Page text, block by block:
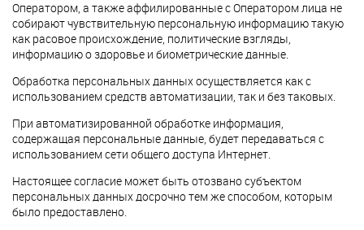
Оператором, а также аффилированные с Оператором лица не
собирают чувствительную персональную информацию такую
как расовое происхождение, политические взгляды,
информацию о здоровье и биометрические данные.
Обработка персональных данных осуществляется как с
использованием средств автоматизации, так и без таковых.
При автоматизированной обработке информация,
содержащая персональные данные, будет передаваться с
использованием сети общего доступа Интернет.
Настоящее согласие может быть отозвано субъектом
персональных данных досрочно тем же способом, которым
было предоставлено.